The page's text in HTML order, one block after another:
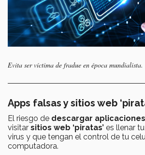
Evita ser víctima de fradue en época
Apps falsas y sitios web
El riesgo de descargar
visitar sitios web ‘piratas’ es llenar
virus y que tengan el control de tu
computadora.